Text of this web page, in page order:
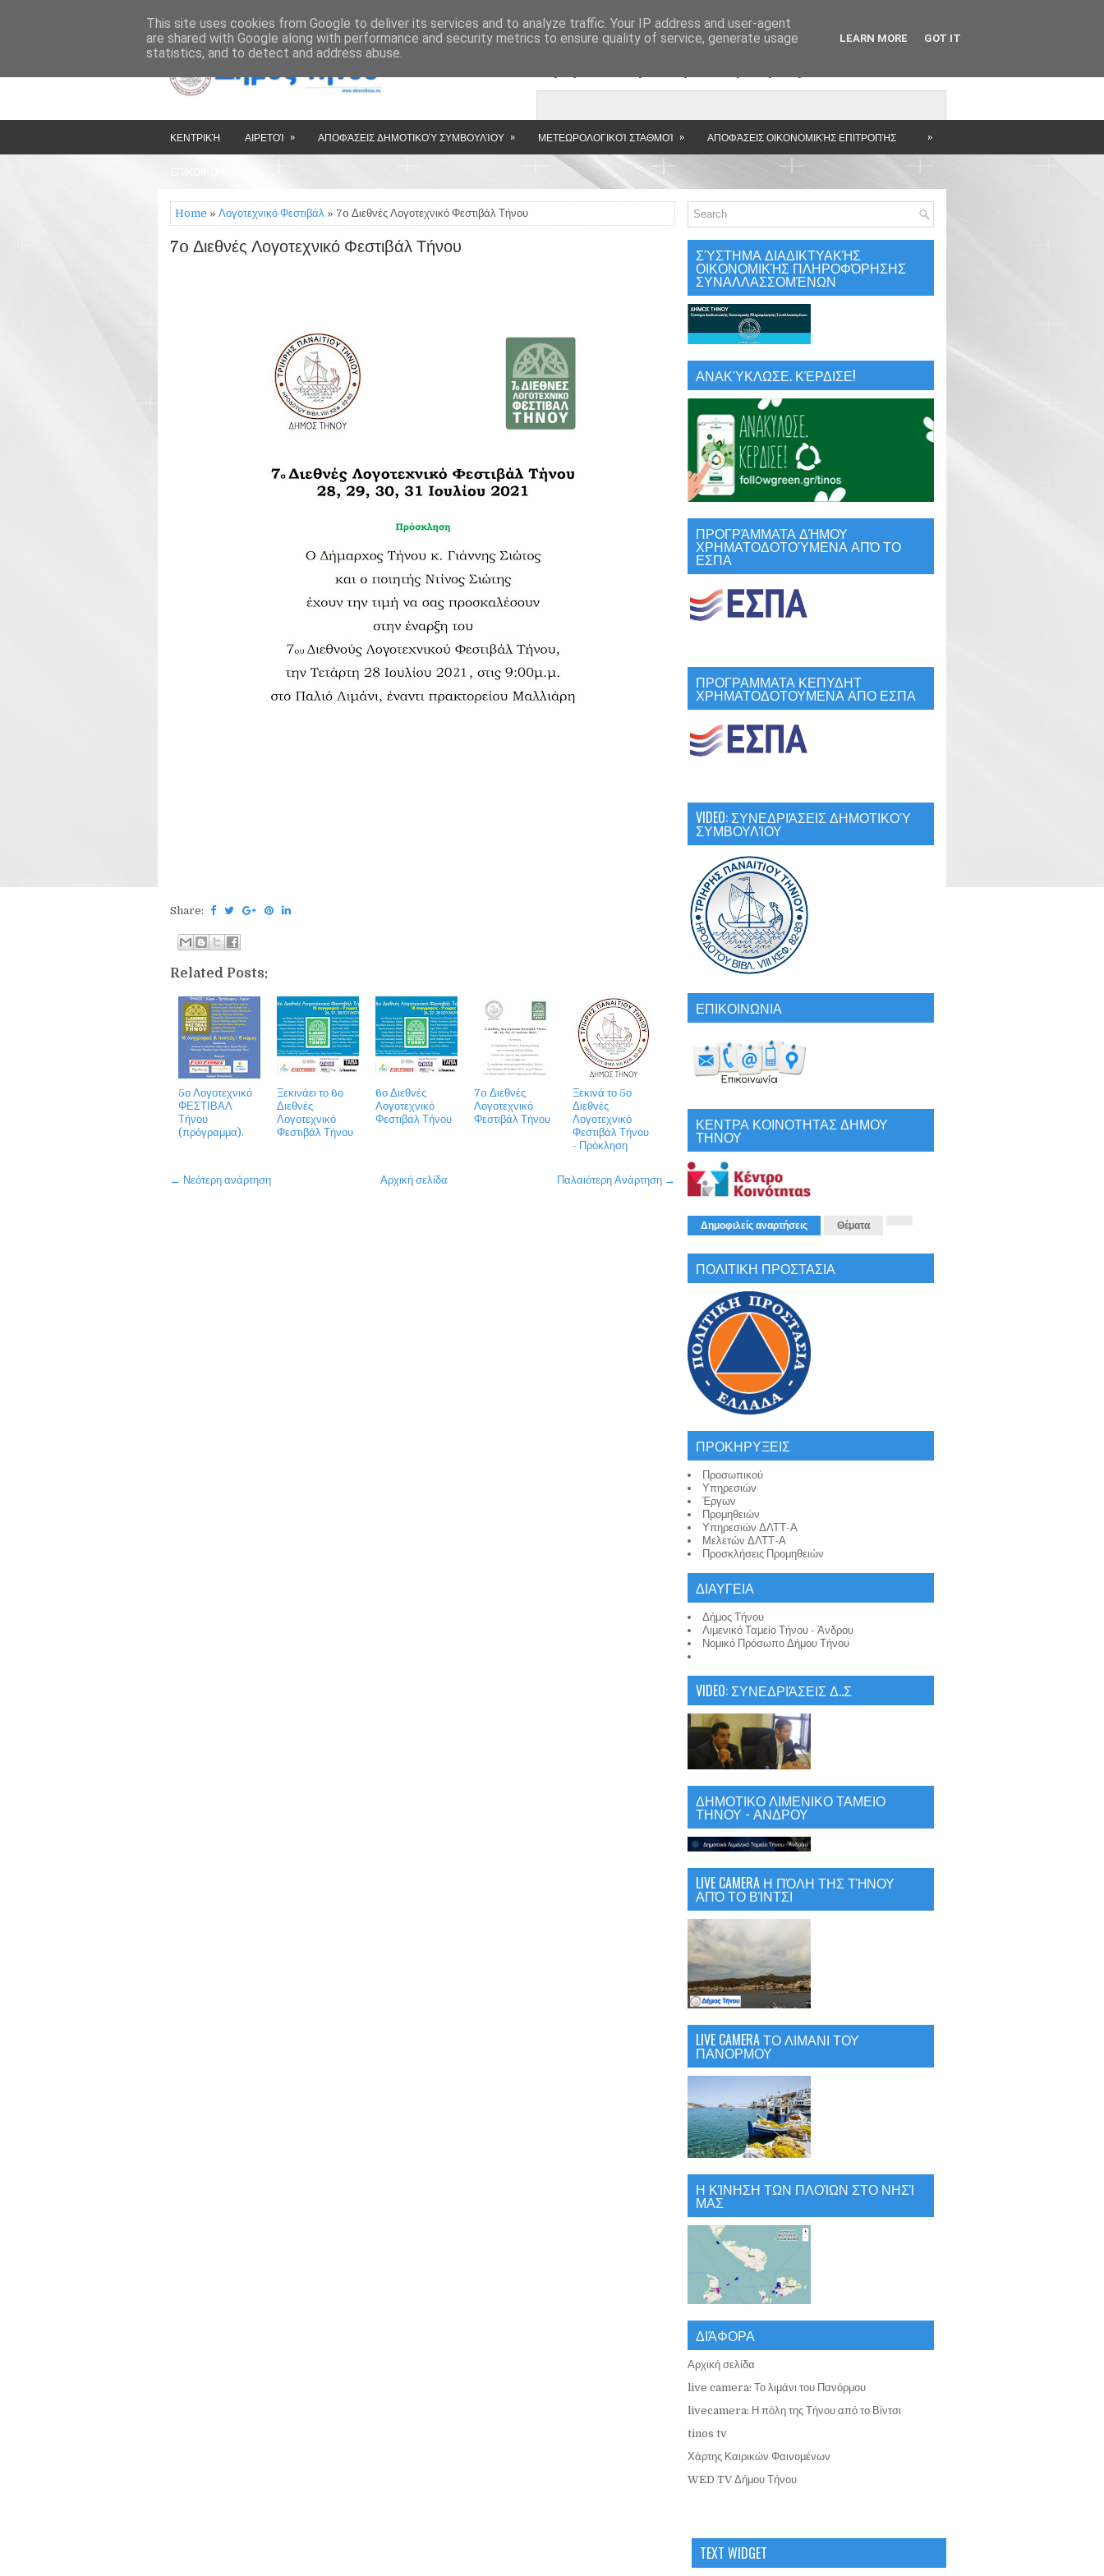
HOME ΔΉΜΟΣ ΤΉΝΟΥ » » »
ΚΕΝΤΡΙΚΉ ΑΙΡΕΤΟΊ » ΑΠΟΦΆΣΕΙΣ ΔΗΜΟΤΙΚΟΎ ΣΥΜΒΟΥΛΊΟΥ » ΜΕΤΕΩΡΟΛΟΓΙΚΟΊ ΣΤΑΘΜΟΊ » ΑΠΟΦΆΣΕΙΣ ΟΙΚΟΝΟΜΙΚΉΣ ΕΠΙΤΡΟΠΉΣ »
Home » Λογοτεχνικό Φεστιβάλ » 7o Διεθνές Λογοτεχνικό Φεστιβάλ Τήνου
7o Διεθνές Λογοτεχνικό Φεστιβάλ Τήνου
Share:
Related Posts:
5ο Λογοτεχνικό
ΦΕΣΤΙΒΑΛ
Τήνου
(πρόγραμμα).
Ξεκινάει το 6ο
Διεθνές
Λογοτεχνικό
Φεστιβάλ Τήνου
6ο Διεθνές
Λογοτεχνικό
Φεστιβάλ Τήνου
7o Διεθνές
Λογοτεχνικό
Φεστιβάλ Τήνου
Ξεκινά το 5ο
Διεθνές
Λογοτεχνικό
Φεστιβάλ Τήνου
- Πρόκληση
← Νεότερη ανάρτηση Παλαιότερη Ανάρτηση →
Αρχική σελίδα
ΣΎΣΤΗΜΑ ΔΙΑΔΙΚΤΥΑΚΉΣ
ΟΙΚΟΝΟΜΙΚΉΣ ΠΛΗΡΟΦΌΡΗΣΗΣ
ΣΥΝΑΛΛΑΣΣΟΜΈΝΩΝ
ΑΝΑΚΎΚΛΩΣΕ. ΚΈΡΔΙΣΕ!
ΠΡΟΓΡΆΜΜΑΤΑ ΔΉΜΟΥ
ΧΡΗΜΑΤΟΔΟΤΟΎΜΕΝΑ ΑΠΌ ΤΟ
ΕΣΠΑ
ΠΡΟΓΡΑΜΜΑΤΑ ΚΕΠΥΔΗΤ
ΧΡΗΜΑΤΟΔΟΤΟΥΜΕΝΑ ΑΠΟ ΕΣΠΑ
VIDEO: ΣΥΝΕΔΡΙΆΣΕΙΣ ΔΗΜΟΤΙΚΟΎ
ΣΥΜΒΟΥΛΊΟΥ
ΕΠΙΚΟΙΝΩΝΙΑ
ΚΕΝΤΡΑ ΚΟΙΝΟΤΗΤΑΣ ΔΗΜΟΥ
ΤΗΝΟΥ
Δημοφιλείς αναρτήσεις Θέματα
ΠΟΛΙΤΙΚΗ ΠΡΟΣΤΑΣΙΑ
ΠΡΟΚΗΡΥΞΕΙΣ
Προσωπικού
Υπηρεσιών
Έργων
Προμηθειών
Υπηρεσιών ΔΛΤΤ-Α
Μελετών ΔΛΤΤ-Α
Προσκλήσεις Προμηθειών
ΔΙΑΥΓΕΙΑ
Δήμος Τήνου
Λιμενικό Ταμείο Τήνου - Άνδρου
Νομικό Πρόσωπο Δήμου Τήνου
VIDEO: ΣΥΝΕΔΡΙΆΣΕΙΣ Δ..Σ
ΔΗΜΟΤΙΚΟ ΛΙΜΕΝΙΚΟ ΤΑΜΕΙΟ
ΤΗΝΟΥ - ΑΝΔΡΟΥ
LIVE CAMERA Η ΠΌΛΗ ΤΗΣ ΤΉΝΟΥ
ΑΠΌ ΤΟ ΒΊΝΤΣΙ
LIVE CAMERA ΤΟ ΛΙΜΑΝΙ ΤΟΥ
ΠΑΝΟΡΜΟΥ
Η ΚΊΝΗΣΗ ΤΩΝ ΠΛΟΊΩΝ ΣΤΟ ΝΗΣΊ
ΜΑΣ
ΔΙΆΦΟΡΑ
Αρχική σελίδα
live camera: Το λιμάνι του Πανόρμου
livecamera: Η πόλη της Τήνου από το Βίντσι
tinos tv
Χάρτης Καιρικών Φαινομένων
WED TV Δήμου Τήνου
TEXT WIDGET
This site uses cookies from Google to deliver its services and to analyze traffic. Your IP address and user-agent
are shared with Google along with performance and security metrics to ensure quality of service, generate usage
statistics, and to detect and address abuse.
LEARN MORE GOT IT